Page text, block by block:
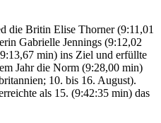
die Britin Elise Thorner (9:11,01
Gabrielle Jennings (9:12,02
min) ins Ziel und erfüllte
Jahr die Norm (9:28,00 min)
10. bis 16. August).
als 15. (9:42:35 min) das